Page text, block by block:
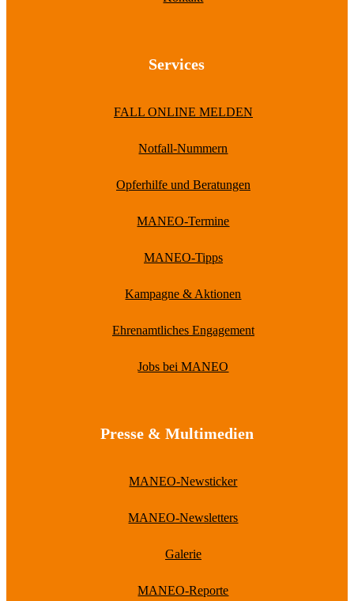
Services
FALL ONLINE MELDEN
Notfall-Nummern
Opferhilfe und Beratungen
MANEO-Termine
MANEO-Tipps
Kampagne & Aktionen
Ehrenamtliches Engagement
Jobs bei MANEO
Presse & Multimedien
MANEO-Newsticker
MANEO-Newsletters
Galerie
MANEO-Reporte